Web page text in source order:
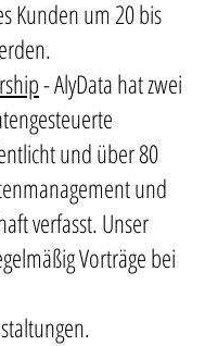
Kunden um 20 bis
- AlyData hat zwei
und über 80
und
verfasst. Unser
Vorträge bei